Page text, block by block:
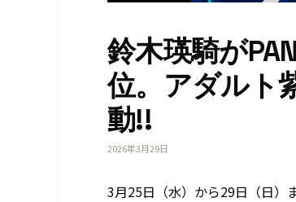
鈴木瑛騎が
位。アダルト
動!!
2026年3月29日
3月25日（水）から29日（日）